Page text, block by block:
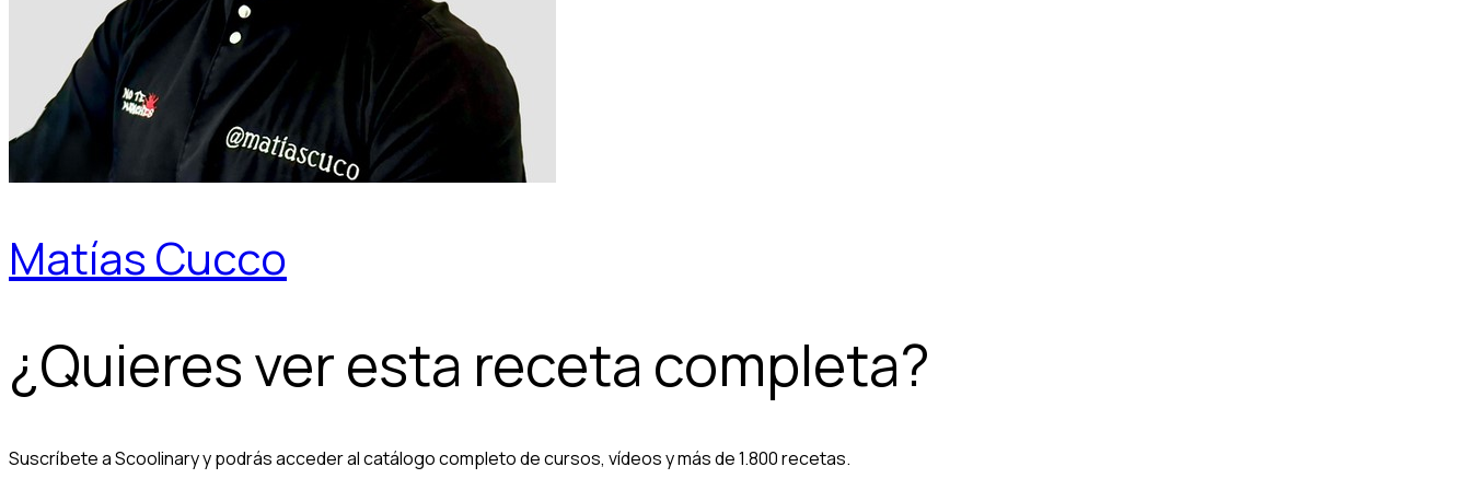
Matías Cucco
¿Quieres ver esta receta completa?
Suscríbete a Scoolinary y podrás acceder al catálogo completo de cursos, vídeos y más de 1.800 recetas.